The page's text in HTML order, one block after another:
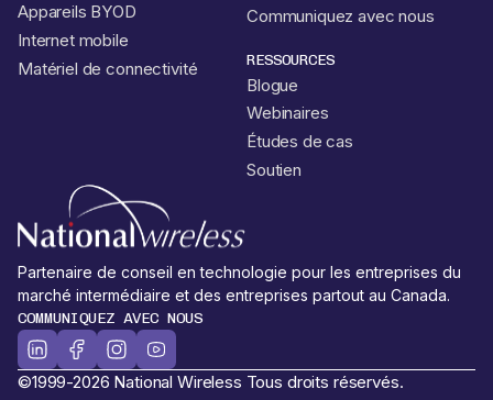
Appareils BYOD
Internet mobile
Matériel de connectivité
Communiquez avec nous
RESSOURCES
Blogue
Webinaires
Études de cas
Soutien
Partenaire de conseil en technologie pour les entreprises du
marché intermédiaire et des entreprises partout au Canada.
COMMUNIQUEZ AVEC NOUS
©1999-2026 National Wireless Tous droits réservés.